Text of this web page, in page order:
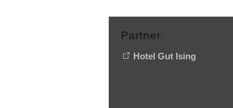
Partner
Hotel Gut Ising